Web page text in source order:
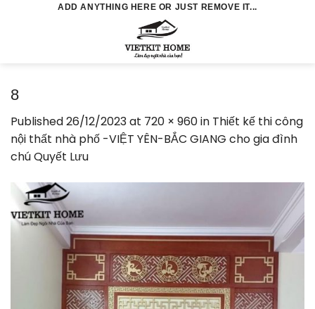
ADD ANYTHING HERE OR JUST REMOVE IT...
8
Published26/12/2023at 720 × 960in Thiết kế thi công
nội thất nhà phố -VIỆT YÊN-BẮC GIANG cho gia đình
chú Quyết Lưu